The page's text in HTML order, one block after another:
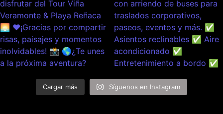
Cargar más Síguenos en Instagram